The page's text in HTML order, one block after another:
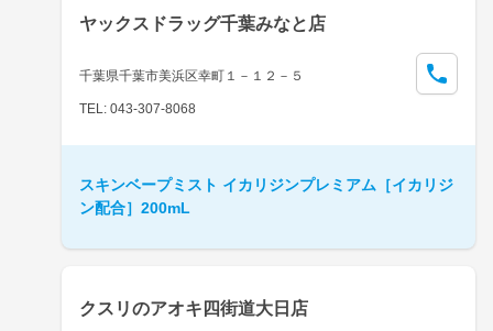
ヤックスドラッグ千葉みなと店
千葉県千葉市美浜区幸町１－１２－５
TEL: 043-307-8068
スキンベープミスト イカリジンプレミアム［イカリジ
ン配合］200mL
クスリのアオキ四街道大日店